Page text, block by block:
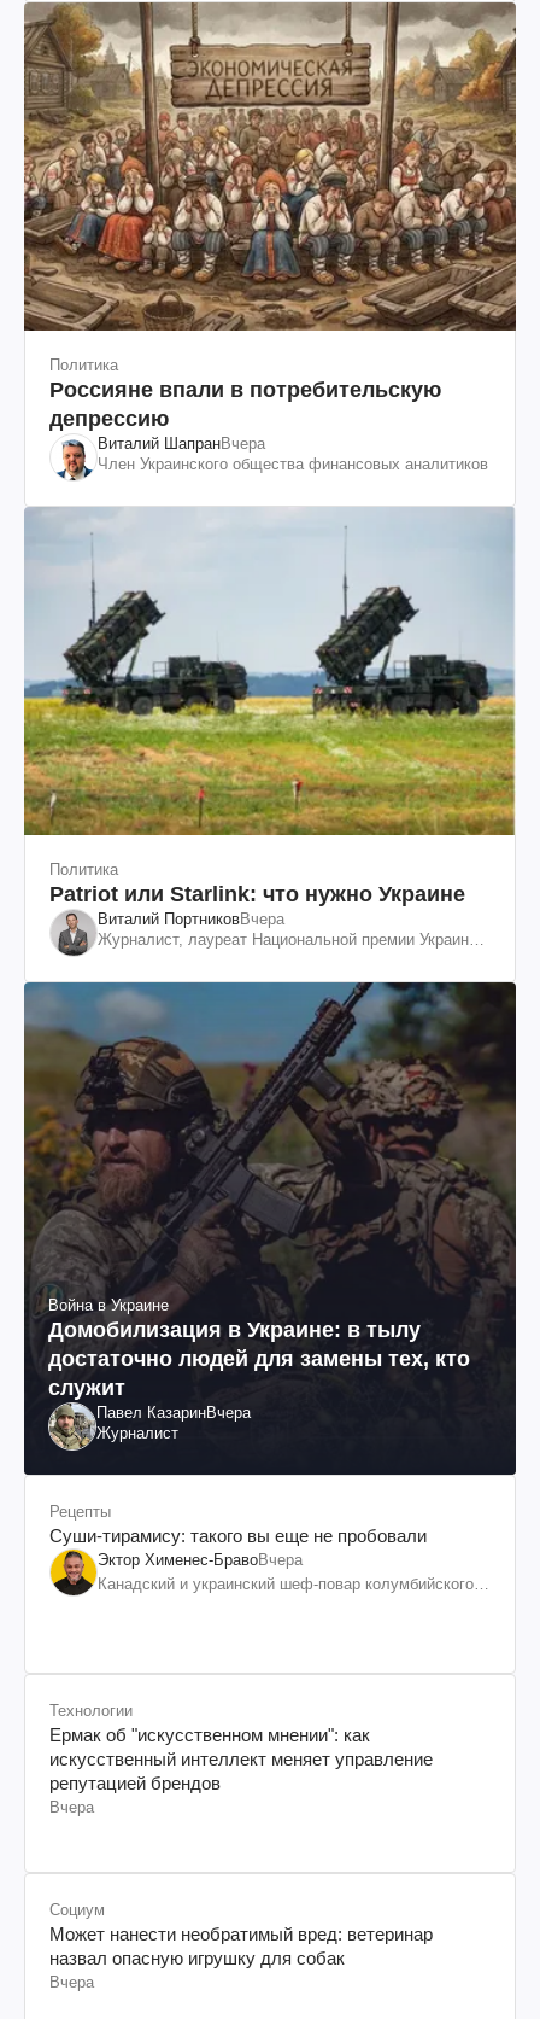
Политика
Россияне впали в потребительскую
депрессию
Виталий ШапранВчера
Член Украинского общества финансовых аналитиков
Политика
Patriot или Starlink: что нужно Украине
Виталий ПортниковВчера
Журналист, лауреат Национальной премии Украины
Война в Украине
Домобилизация в Украине: в тылу
достаточно людей для замены тех, кто
служит
Павел КазаринВчера
Журналист
Рецепты
Суши-тирамису: такого вы еще не пробовали
Эктор Хименес-БравоВчера
Канадский и украинский шеф-повар колумбийского
Технологии
Ермак об "искусственном мнении": как
искусственный интеллект меняет управление
репутацией брендов
Вчера
Социум
Может нанести необратимый вред: ветеринар
назвал опасную игрушку для собак
Вчера